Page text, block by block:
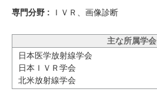
専門分野 : ＩＶＲ、画像診断
主な所属学会
日本医学放射線学会
日本ＩＶＲ学会
北米放射線学会